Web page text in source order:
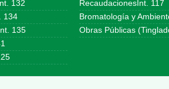
132
134
135
RecaudacionesInt. 117
Bromatología y
Obras Públicas